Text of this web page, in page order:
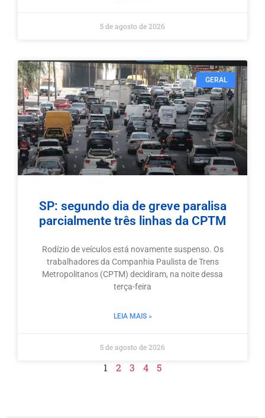
5 de agosto de 2026
GERAL
SP: segundo dia de greve paralisa
parcialmente três linhas da CPTM
Rodízio de veículos está novamente suspenso. Os
trabalhadores da Companhia Paulista de Trens
Metropolitanos (CPTM) decidiram, na noite dessa
terça-feira
LEIA MAIS »
5 de agosto de 2026
1 2 3 4 5